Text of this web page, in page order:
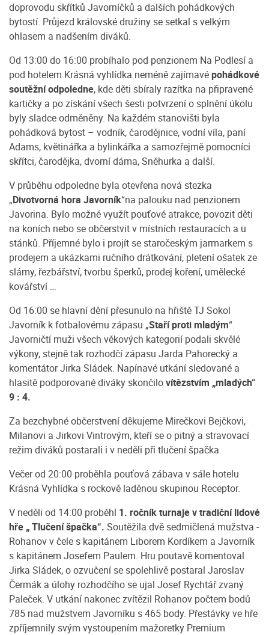
doprovodu skřítků Javorníčků a dalších pohádkových
bytostí. Průjezd královské družiny se setkal s velkým
ohlasem a nadšením diváků.
Od 13:00 do 16:00 probíhalo pod penzionem Na Podlesí a
pod hotelem Krásná vyhlídka neméně zajímavépohádkové
soutěžní odpoledne, kde děti sbíraly razítka na připravené
kartičky a po získání všech šesti potvrzení o splnění úkolu
byly sladce odměněny. Na každém stanovišti byla
pohádková bytost – vodník, čarodějnice, vodní víla, paní
Adams, květinářka a bylinkářka a samozřejmě pomocníci
skřítci, čarodějka, dvorní dáma, Sněhurka a další.
V průběhu odpoledne byla otevřena nová stezka
„Divotvorná hora Javorník“na palouku nad penzionem
Javorina. Bylo možné využít pouťové atrakce, povozit děti
na koních nebo se občerstvit v místních restauracích a u
stánků. Příjemné bylo i projít se staročeským jarmarkem s
prodejem a ukázkami ručního drátkování, pletení ošatek ze
slámy, řezbářství, tvorbu šperků, prodej koření, umělecké
kovářství …
Od 16:00 se hlavní dění přesunulo na hřiště TJ Sokol
Javorník k fotbalovému zápasu „Staří proti mladým“.
Javorničtí muži všech věkových kategorií podali skvělé
výkony, stejně tak rozhodčí zápasu Jarda Pahorecký a
komentátor Jirka Sládek. Napínavé utkání sledované a
hlasitě podporované diváky skončilovítězstvím „mladých“
9 : 4.
Za bezchybné občerstvení děkujeme Mirečkovi Bejčkovi,
Milanovi a Jirkovi Vintrovým, kteří se o pitný a stravovací
režim diváků postarali i v neděli při tlučení špačka.
Večer od 20:00 proběhla pouťová zábava v sále hotelu
Krásná Vyhlídka s rockově laděnou skupinou Receptor.
V neděli od 14:00 proběhl 1. ročník turnaje v tradiční lidové
hře „ Tlučení špačka“. Soutěžila dvě sedmičlená mužstva -
Rohanov v čele s kapitánem Liborem Kordíkem a Javorník
s kapitánem Josefem Paulem. Hru poutavě komentoval
Jirka Sládek, o ozvučení se spolehlivě postaral Jaroslav
Čermák a úlohy rozhodčího se ujal Josef Rychtář zvaný
Paleček. V utkání nakonec zvítězil Rohanov počtem bodů
785 nad mužstvem Javorníku s 465 body. Přestávky ve hře
zpříjemnily svým vystoupením mažoretky Premium